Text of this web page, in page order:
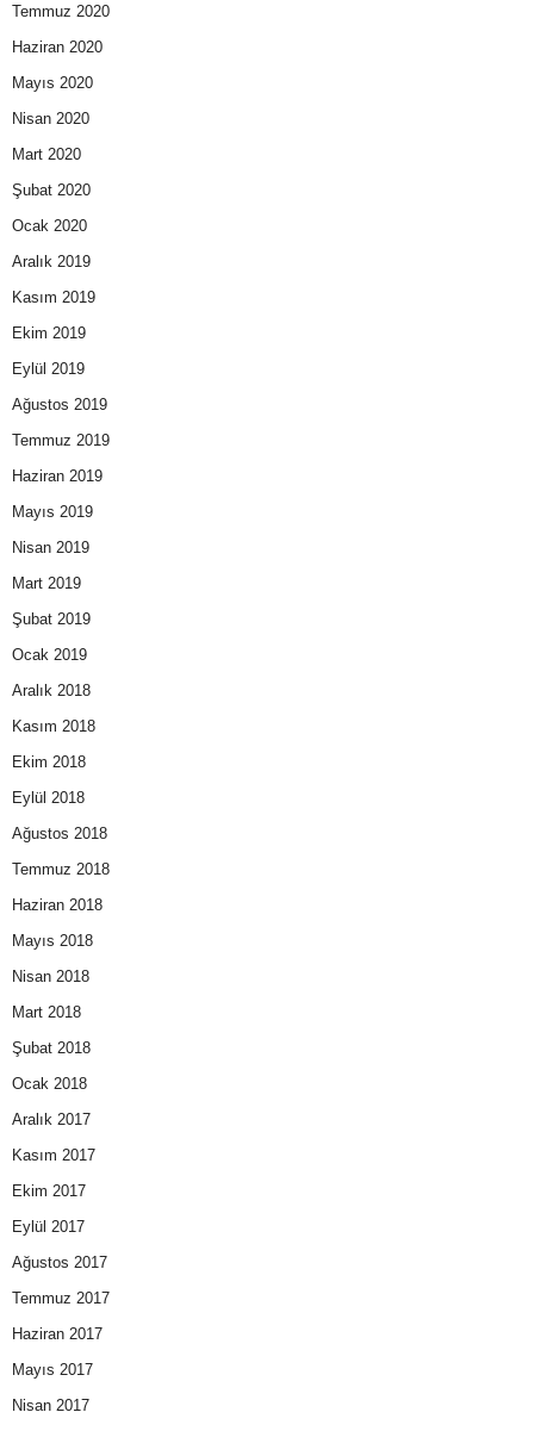
Temmuz 2020
Haziran 2020
Mayıs 2020
Nisan 2020
Mart 2020
Şubat 2020
Ocak 2020
Aralık 2019
Kasım 2019
Ekim 2019
Eylül 2019
Ağustos 2019
Temmuz 2019
Haziran 2019
Mayıs 2019
Nisan 2019
Mart 2019
Şubat 2019
Ocak 2019
Aralık 2018
Kasım 2018
Ekim 2018
Eylül 2018
Ağustos 2018
Temmuz 2018
Haziran 2018
Mayıs 2018
Nisan 2018
Mart 2018
Şubat 2018
Ocak 2018
Aralık 2017
Kasım 2017
Ekim 2017
Eylül 2017
Ağustos 2017
Temmuz 2017
Haziran 2017
Mayıs 2017
Nisan 2017